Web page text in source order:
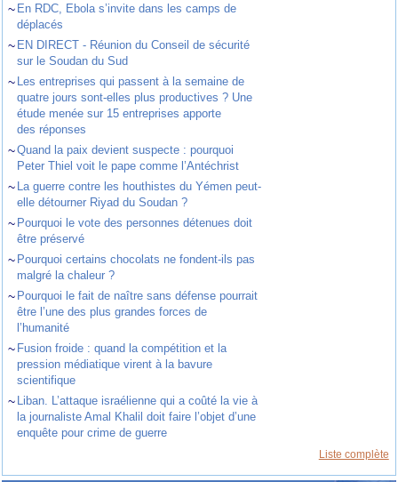
~ En RDC, Ebola s’invite dans les camps de
déplacés
~ EN DIRECT - Réunion du Conseil de sécurité
sur le Soudan du Sud
~ Les entreprises qui passent à la semaine de
quatre jours sont-elles plus productives ? Une
étude menée sur 15 entreprises apporte
des réponses
~Quand la paix devient suspecte : pourquoi
Peter Thiel voit le pape comme l’Antéchrist
~ La guerre contre les houthistes du Yémen peut-
elle détourner Riyad du Soudan ?
~ Pourquoi le vote des personnes détenues doit
être préservé
~ Pourquoi certains chocolats ne fondent-ils pas
malgré la chaleur ?
~ Pourquoi le fait de naître sans défense pourrait
être l’une des plus grandes forces de
l’humanité
~ Fusion froide : quand la compétition et la
pression médiatique virent à la bavure
scientifique
~ Liban. L’attaque israélienne qui a coûté la vie à
la journaliste Amal Khalil doit faire l’objet d’une
enquête pour crime de guerre
Liste complète